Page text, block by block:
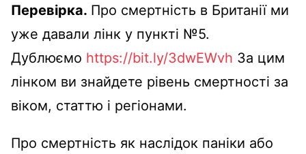
Перевірка. Про смертність в Британії ми
уже давали лінк у пункті №5.
Дублюємо https://bit.ly/3dwEWvh За цим
лінком ви знайдете рівень смертності за
віком, статтю і регіонами.
Про смертність як наслідок паніки або